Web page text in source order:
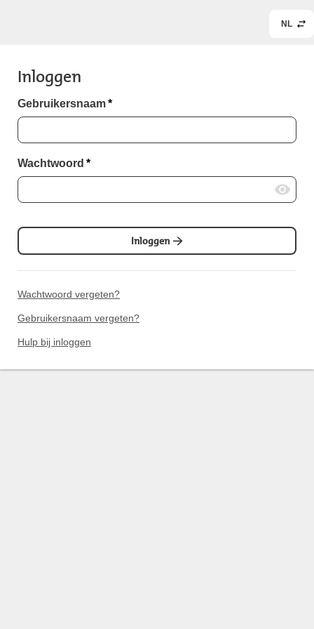
NL
Inloggen
Gebruikersnaam*
Wachtwoord *
Inloggen
Wachtwoord vergeten?
Gebruikersnaam vergeten?
Hulp bij inloggen